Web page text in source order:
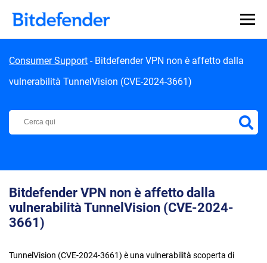
Consumer Support - Bitdefender VPN non è affetto dalla
vulnerabilità TunnelVision (CVE-2024-3661)
Centro di Supporto Bitdefender
Bitdefender VPN non è affetto dalla
vulnerabilità TunnelVision (CVE-2024-
3661)
TunnelVision (CVE-2024-3661) è una vulnerabilità scoperta di